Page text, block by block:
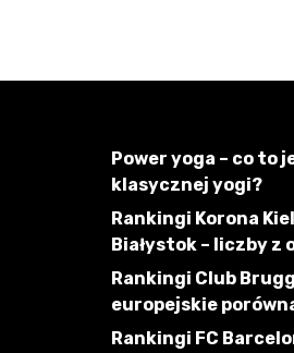
Power yoga – co to
klasycznej yogi?
Rankingi Korona
Białystok – liczby
Rankingi Club
europejskie
Rankingi FC